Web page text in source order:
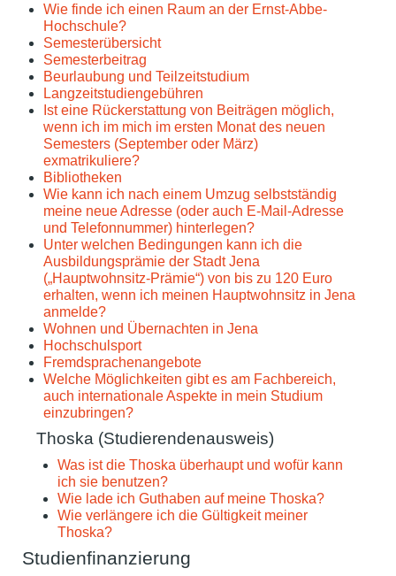
Wie finde ich einen Raum an der Ernst-Abbe-
Hochschule?
Semesterübersicht
Semesterbeitrag
Beurlaubung und Teilzeitstudium
Langzeitstudiengebühren
Ist eine Rückerstattung von Beiträgen möglich,
wenn ich im mich im ersten Monat des neuen
Semesters (September oder März)
exmatrikuliere?
Bibliotheken
Wie kann ich nach einem Umzug selbstständig
meine neue Adresse (oder auch E-Mail-Adresse
und Telefonnummer) hinterlegen?
Unter welchen Bedingungen kann ich die
Ausbildungsprämie der Stadt Jena
(„Hauptwohnsitz-Prämie“) von bis zu 120 Euro
erhalten, wenn ich meinen Hauptwohnsitz in Jena
anmelde?
Wohnen und Übernachten in Jena
Hochschulsport
Fremdsprachenangebote
Welche Möglichkeiten gibt es am Fachbereich,
auch internationale Aspekte in mein Studium
einzubringen?
Thoska (Studierendenausweis)
Was ist die Thoska überhaupt und wofür kann
ich sie benutzen?
Wie lade ich Guthaben auf meine Thoska?
Wie verlängere ich die Gültigkeit meiner
Thoska?
Studienfinanzierung